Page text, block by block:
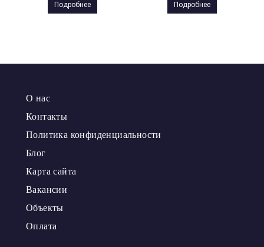
Подробнее Подробнее
О нас
Контакты
Политика конфиденциальности
Блог
Карта сайта
Вакансии
Объекты
Оплата